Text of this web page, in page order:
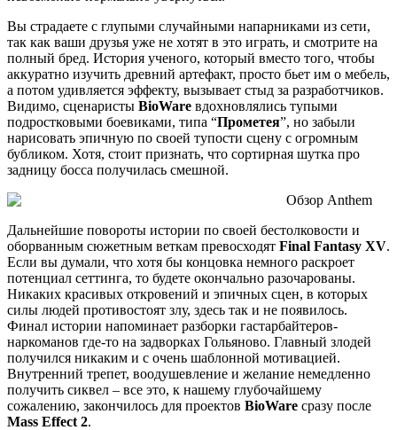
Вы страдаете с глупыми случайными напарниками из сети,
так как ваши друзья уже не хотят в это играть, и смотрите на
полный бред. История ученого, который вместо того, чтобы
аккуратно изучить древний артефакт, просто бьет им о мебель,
а потом удивляется эффекту, вызывает стыд за разработчиков.
Видимо, сценаристы BioWare вдохновлялись тупыми
подростковыми боевиками, типа “Прометея”, но забыли
нарисовать эпичную по своей тупости сцену с огромным
бубликом. Хотя, стоит признать, что сортирная шутка про
задницу босса получилась смешной.
Дальнейшие повороты истории по своей бестолковости и
оборванным сюжетным веткам превосходят Final Fantasy XV.
Если вы думали, что хотя бы концовка немного раскроет
потенциал сеттинга, то будете окончально разочарованы.
Никаких красивых откровений и эпичных сцен, в которых
силы людей противостоят злу, здесь так и не появилось.
Финал истории напоминает разборки гастарбайтеров-
наркоманов где-то на задворках Гольяново. Главный злодей
получился никаким и с очень шаблонной мотивацией.
Внутренний трепет, воодушевление и желание немедленно
получить сиквел – все это, к нашему глубочайшему
сожалению, закончилось для проектов BioWare сразу после
Mass Effect 2.